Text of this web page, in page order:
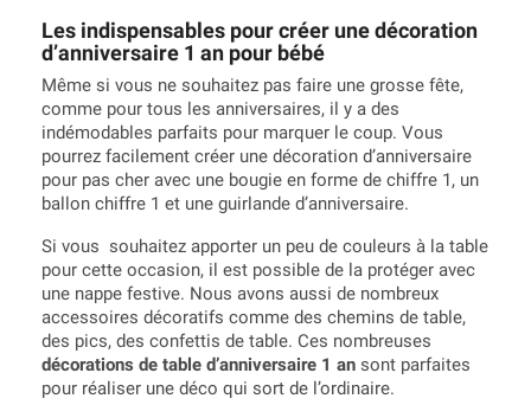
Les indispensables pour créer une décoration
d’anniversaire 1 an pour bébé
Même si vous ne souhaitez pas faire une grosse fête,
comme pour tous les anniversaires, il y a des
indémodables parfaits pour marquer le coup. Vous
pourrez facilement créer une décoration d’anniversaire
pour pas cher avec une bougie en forme de chiffre 1, un
ballon chiffre 1 et une guirlande d’anniversaire.
Si vous souhaitez apporter un peu de couleurs à la table
pour cette occasion, il est possible de la protéger avec
une nappe festive. Nous avons aussi de nombreux
accessoires décoratifs comme des chemins de table,
des pics, des confettis de table. Ces nombreuses
décorations de table d’anniversaire 1 an sont parfaites
pour réaliser une déco qui sort de l’ordinaire.